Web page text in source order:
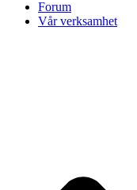
Forum
Vår verksamhet